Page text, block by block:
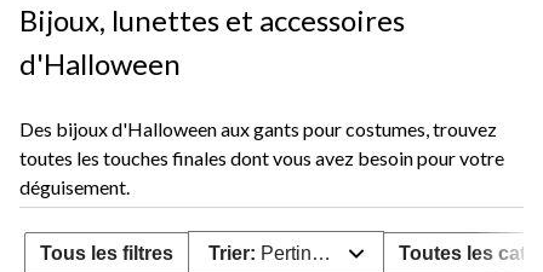
Bijoux, lunettes et accessoires
d'Halloween
Des bijoux d'Halloween aux gants pour costumes, trouvez
toutes les touches finales dont vous avez besoin pour votre
déguisement.
Tous les filtres Trier: Pertinence Toutes les